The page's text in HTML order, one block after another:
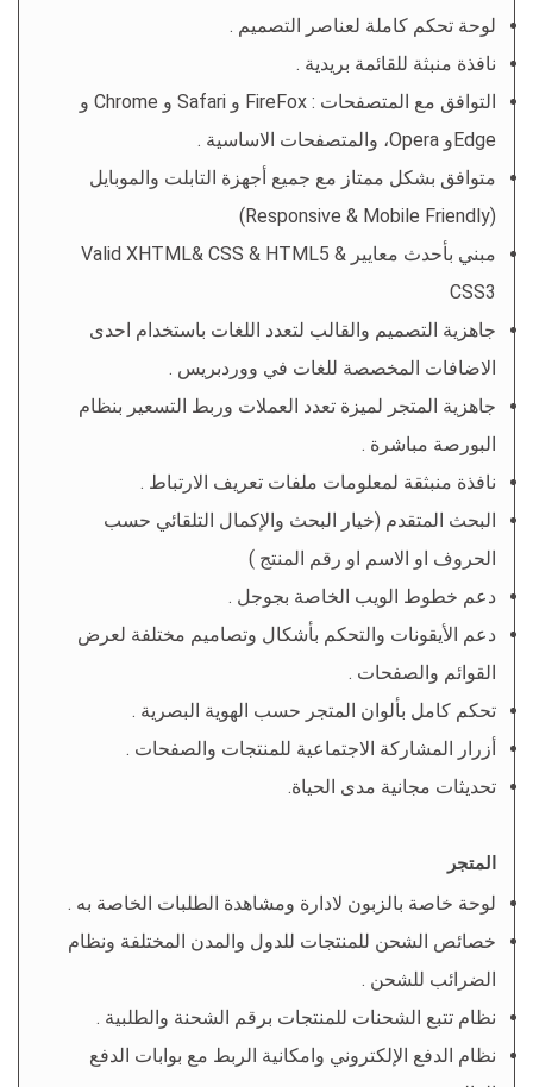
لوحة تحكم كاملة لعناصر التصميم .
نافذة منبثة للقائمة بريدية .
التوافق مع المتصفحات : FireFox و Safari و Chrome و
Edgeو Opera، والمتصفحات الاساسية .
متوافق بشكل ممتاز مع جميع أجهزة التابلت والموبايل
(Responsive & Mobile Friendly)
مبني بأحدث معايير Valid XHTML& CSS & HTML5 &
CSS3
جاهزية التصميم والقالب لتعدد اللغات باستخدام احدى
الاضافات المخصصة للغات في ووردبريس .
جاهزية المتجر لميزة تعدد العملات وربط التسعير بنظام
البورصة مباشرة .
نافذة منبثقة لمعلومات ملفات تعريف الارتباط .
البحث المتقدم (خيار البحث والإكمال التلقائي حسب
الحروف او الاسم او رقم المنتج )
دعم خطوط الويب الخاصة بجوجل .
دعم الأيقونات والتحكم بأشكال وتصاميم مختلفة لعرض
القوائم والصفحات .
تحكم كامل بألوان المتجر حسب الهوية البصرية .
أزرار المشاركة الاجتماعية للمنتجات والصفحات .
تحديثات مجانية مدى الحياة.
المتجر
لوحة خاصة بالزبون لادارة ومشاهدة الطلبات الخاصة به .
خصائص الشحن للمنتجات للدول والمدن المختلفة ونظام
الضرائب للشحن .
نظام تتبع الشحنات للمنتجات برقم الشحنة والطلبية .
نظام الدفع الإلكتروني وامكانية الربط مع بوابات الدفع